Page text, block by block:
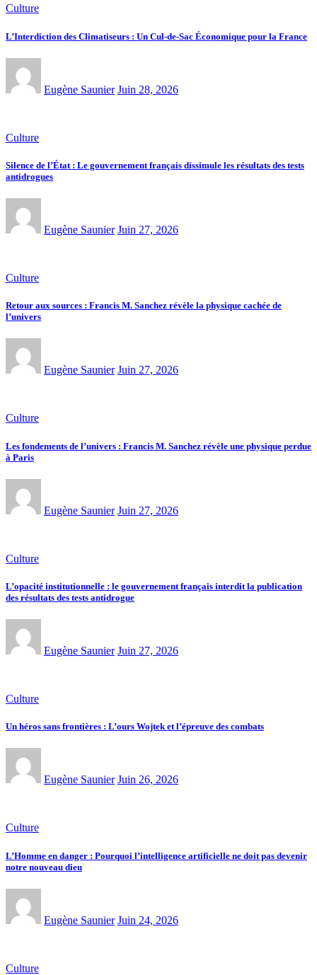
Culture
L’Interdiction des Climatiseurs : Un Cul-de-Sac Économique pour la France
Eugène Saunier Juin 28, 2026
Culture
Silence de l’État : Le gouvernement français dissimule les résultats des tests
antidrogues
Eugène Saunier Juin 27, 2026
Culture
Retour aux sources : Francis M. Sanchez révèle la physique cachée de
l’univers
Eugène Saunier Juin 27, 2026
Culture
Les fondements de l’univers : Francis M. Sanchez révèle une physique perdue
à Paris
Eugène Saunier Juin 27, 2026
Culture
L’opacité institutionnelle : le gouvernement français interdit la publication
des résultats des tests antidrogue
Eugène Saunier Juin 27, 2026
Culture
Un héros sans frontières : L’ours Wojtek et l’épreuve des combats
Eugène Saunier Juin 26, 2026
Culture
L’Homme en danger : Pourquoi l’intelligence artificielle ne doit pas devenir
notre nouveau dieu
Eugène Saunier Juin 24, 2026
Culture